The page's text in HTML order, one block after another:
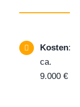
Kosten:
ca.
9.000 €